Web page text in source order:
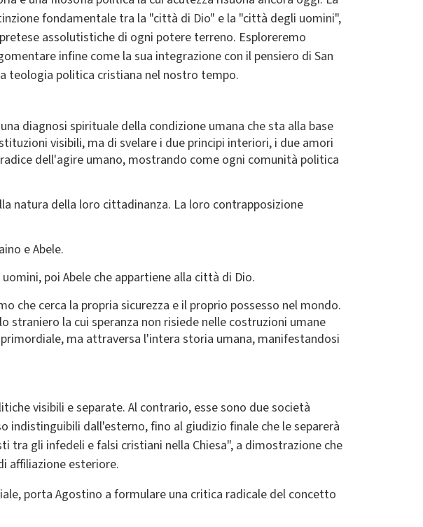
fondamentale tra la "città di Dio" e la "città degli uomini",
assolutistiche di ogni potere terreno. Esploreremo
infine come la sua integrazione con il pensiero di San
teologia politica cristiana nel nostro tempo.
diagnosi spirituale della condizione umana che sta alla base
visibili, ma di svelare i due principi interiori, i due amori
dell'agire umano, mostrando come ogni comunità politica
natura della loro cittadinanza. La loro contrapposizione
e Abele.
poi Abele che appartiene alla città di Dio.
che cerca la propria sicurezza e il proprio possesso nel mondo.
straniero la cui speranza non risiede nelle costruzioni umane
ma attraversa l'intera storia umana, manifestandosi
visibili e separate. Al contrario, esse sono due società
dall'esterno, fino al giudizio finale che le separerà
tra gli infedeli e falsi cristiani nella Chiesa", a dimostrazione che
affiliazione esteriore.
porta Agostino a formulare una critica radicale del concetto